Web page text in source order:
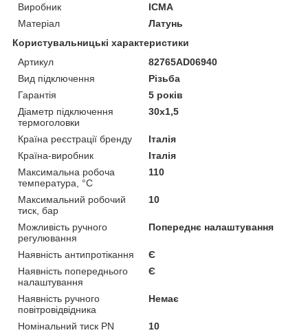
Виробник
ICMA
Матеріал
Латунь
Користувальницькі характеристики
Артикул
82765AD06940
Вид підключення
Різьба
Гарантія
5 років
Діаметр підключення
термоголовки
30х1,5
Країна реєстрації бренду
Італія
Країна-виробник
Італія
Максимальна робоча
температура, °С
110
Максимальний робочий
тиск, бар
10
Можливість ручного
регулювання
Попереднє налаштування
Наявність антипротікання
Є
Наявність попереднього
налаштування
Є
Наявність ручного
повітровідвідника
Немає
Номінальний тиск PN
10